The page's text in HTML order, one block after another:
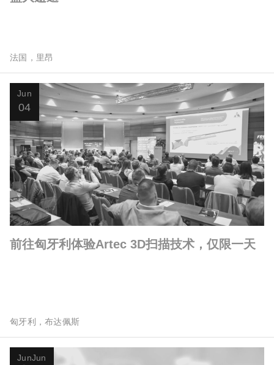
法国，里昂
Jun
04
前往匈牙利体验Artec 3D扫描技术，仅限一天
匈牙利，布达佩斯
JunJun